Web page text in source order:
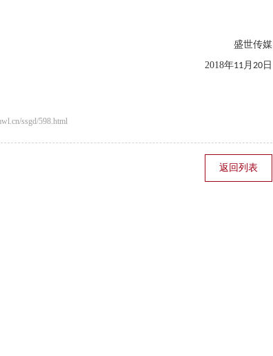
盛世传媒
2018年11月 20 日
ssgd/598.html
返回列表